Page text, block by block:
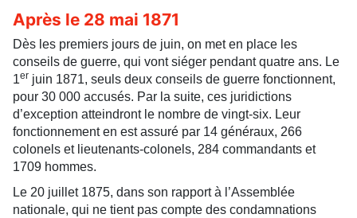
Après le 28 mai 1871
Dès les premiers jours de juin, on met en place les
conseils de guerre, qui vont siéger pendant quatre ans. Le
1er juin 1871, seuls deux conseils de guerre fonctionnent,
pour 30 000 accusés. Par la suite, ces juridictions
d’exception atteindront le nombre de vingt-six. Leur
fonctionnement en est assuré par 14 généraux, 266
colonels et lieutenants-colonels, 284 commandants et
1709 hommes.
Le 20 juillet 1875, dans son rapport à l’Assemblée
nationale, qui ne tient pas compte des condamnations